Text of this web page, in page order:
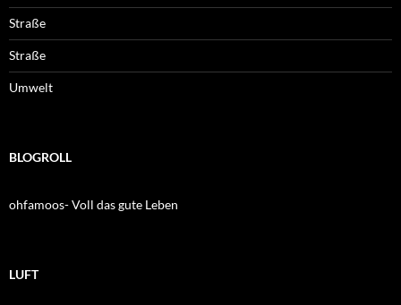
Straße
Straße
Umwelt
BLOGROLL
ohfamoos- Voll das gute Leben
LUFT